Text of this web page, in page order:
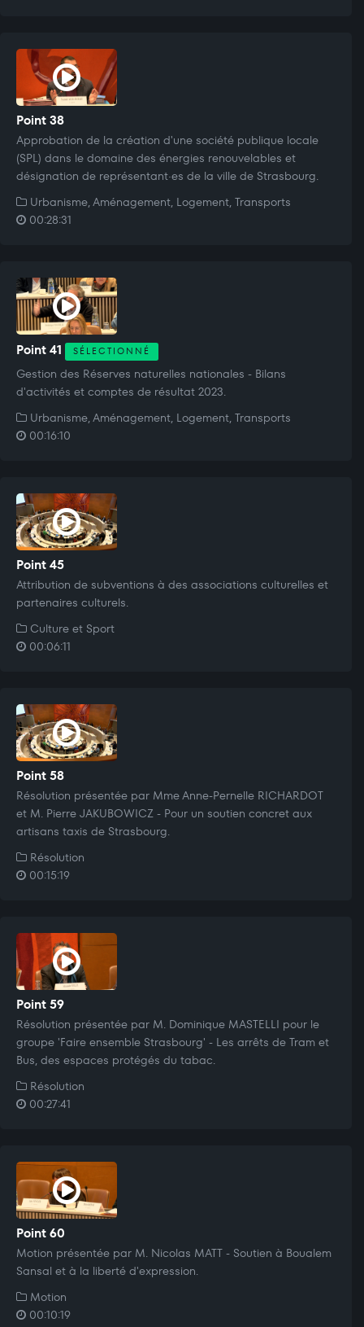
Point 38
Approbation de la création d'une société publique locale
(SPL) dans le domaine des énergies renouvelables et
désignation de représentant·es de la ville de Strasbourg.
Urbanisme, Aménagement, Logement, Transports
00:28:31
Point 41 SÉLECTIONNÉ
Gestion des Réserves naturelles nationales - Bilans
d'activités et comptes de résultat 2023.
Urbanisme, Aménagement, Logement, Transports
00:16:10
Point 45
Attribution de subventions à des associations culturelles et
partenaires culturels.
Culture et Sport
00:06:11
Point 58
Résolution présentée par Mme Anne-Pernelle RICHARDOT
et M. Pierre JAKUBOWICZ - Pour un soutien concret aux
artisans taxis de Strasbourg.
Résolution
00:15:19
Point 59
Résolution présentée par M. Dominique MASTELLI pour le
groupe 'Faire ensemble Strasbourg' - Les arrêts de Tram et
Bus, des espaces protégés du tabac.
Résolution
00:27:41
Point 60
Motion présentée par M. Nicolas MATT - Soutien à Boualem
Sansal et à la liberté d'expression.
Motion
00:10:19